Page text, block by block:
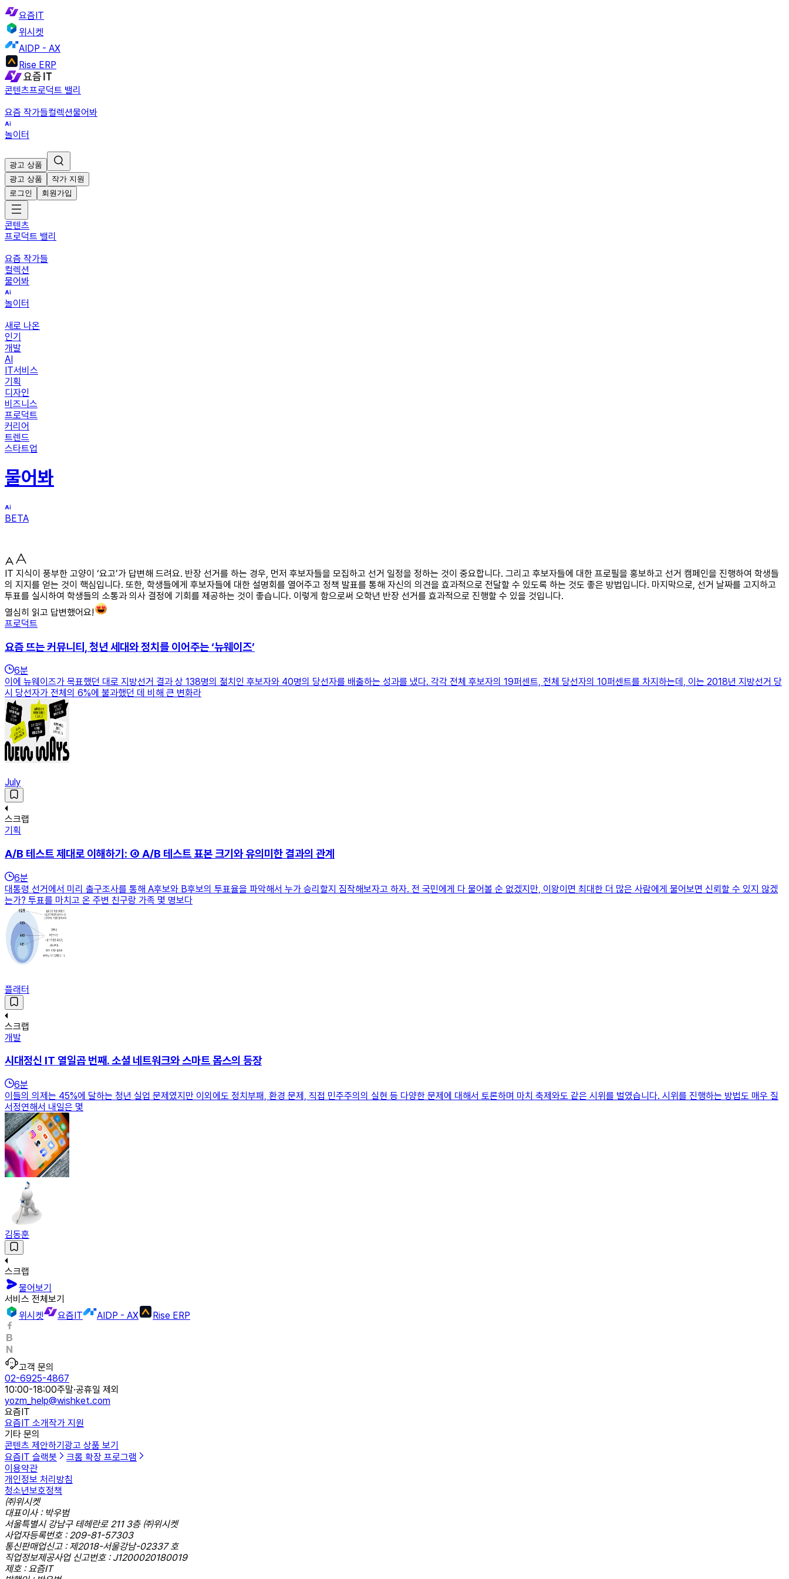
요즘IT
위시켓
AIDP - AX
Rise ERP
콘텐츠프로덕트 밸리
요즘 작가들컬렉션물어봐
놀이터
광고 상품
광고 상품
작가 지원
로그인
회원가입
콘텐츠
프로덕트 밸리
요즘 작가들
컬렉션
물어봐
놀이터
새로 나온
인기
개발
AI
IT서비스
기획
디자인
비즈니스
프로덕트
커리어
트렌드
스타트업
물어봐
BETA
IT 지식이 풍부한 고양이 ‘요고’가 답변해 드려요. 반장 선거를 하는 경우, 먼저 후보자들을 모집하고 선거 일정을 정하는 것이 중요합니다. 그리고 후보자들에 대한 프로필을 홍보하고 선거 캠페인을 진행하여 학생들
의 지지를 얻는 것이 핵심입니다. 또한, 학생들에게 후보자들에 대한 설명회를 열어주고 정책 발표를 통해 자신의 의견을 효과적으로 전달할 수 있도록 하는 것도 좋은 방법입니다. 마지막으로, 선거 날짜를 고지하고
투표를 실시하여 학생들의 소통과 의사 결정에 기회를 제공하는 것이 좋습니다. 이렇게 함으로써 오학년 반장 선거를 효과적으로 진행할 수 있을 것입니다.
열심히 읽고 답변했어요!
프로덕트
요즘 뜨는 커뮤니티, 청년 세대와 정치를 이어주는 ‘뉴웨이즈’
6분
이에 뉴웨이즈가 목표했던 대로 지방선거 결과 상 138명의 젊치인 후보자와 40명의 당선자를 배출하는 성과를 냈다. 각각 전체 후보자의 19퍼센트, 전체 당선자의 10퍼센트를 차지하는데, 이는 2018년 지방선거 당
시 당선자가 전체의 6%에 불과했던 데 비해 큰 변화라
July
스크랩
기획
A/B 테스트 제대로 이해하기: ④ A/B 테스트 표본 크기와 유의미한 결과의 관계
6분
대통령 선거에서 미리 출구조사를 통해 A후보와 B후보의 투표율을 파악해서 누가 승리할지 짐작해보자고 하자. 전 국민에게 다 물어볼 순 없겠지만, 이왕이면 최대한 더 많은 사람에게 물어보면 신뢰할 수 있지 않겠
는가? 투표를 마치고 온 주변 친구랑 가족 몇 명보다
플래터
스크랩
개발
시대정신 IT 열일곱 번째. 소셜 네트워크와 스마트 몹스의 등장
6분
이들의 의제는 45%에 달하는 청년 실업 문제였지만 이외에도 정치부패, 환경 문제, 직접 민주주의의 실현 등 다양한 문제에 대해서 토론하며 마치 축제와도 같은 시위를 벌였습니다. 시위를 진행하는 방법도 매우 질
서정연해서 내일은 몇
김동훈
스크랩
물어보기
서비스 전체보기
위시켓
요즘IT AIDP - AX Rise ERP
고객 문의
02-6925-4867
10:00-18:00주말·공휴일 제외
yozm_help@wishket.com
요즘IT
요즘IT 소개작가 지원
기타 문의
콘텐츠 제안하기 광고 상품 보기
요즘IT 슬랙봇
크롬 확장 프로그램
이용약관
개인정보 처리방침
청소년보호정책
㈜위시켓
대표이사 : 박우범
서울특별시 강남구 테헤란로 211 3층 ㈜위시켓
사업자등록번호 : 209-81-57303
통신판매업신고 : 제2018-서울강남-02337 호
직업정보제공사업 신고번호 : J1200020180019
제호 : 요즘IT